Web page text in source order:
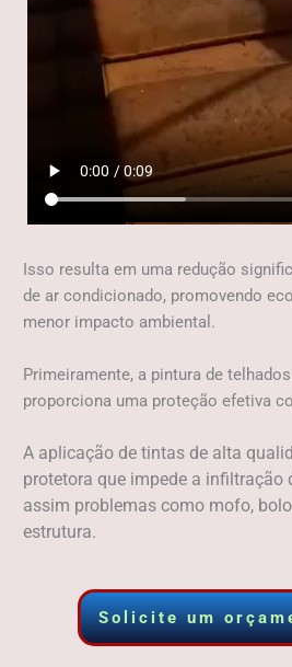
Isso resulta em uma redução
de ar condicionado, promovendo
menor impacto ambiental.
Primeiramente, a pintura de
proporciona uma proteção efetiva
A aplicação de tintas de alta
protetora que impede a infiltração
assim problemas como mofo,
estrutura.
Solicite um